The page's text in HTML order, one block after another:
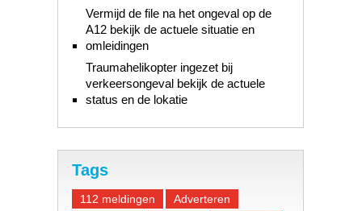
Vermijd de file na het ongeval op de
A12 bekijk de actuele situatie en
omleidingen
Traumahelikopter ingezet bij
verkeersongeval bekijk de actuele
status en de lokatie
Tags
112 meldingen
Adverteren